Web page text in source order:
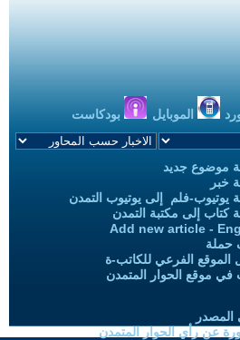
الموبايل بودكاست
موضوع جديد
خبر
يوتيوب-فلم إلى يوتيوب التمدن
كتاب إلى مكتبة التمدن
Add new article -
حملة
الموقع الفرعي للكاتب-ة
في موقع الحوار المتمدن
المصدر
عن رأي الحوار المتمدن